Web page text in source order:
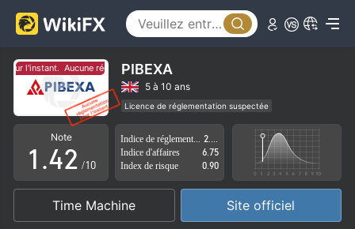
l'instant. Aucune réglementation pour l'instant.
PIBEXA
5 à 10 ans
Licence de réglementation suspectée
Région d'affaires suspectée
Risque élevé potentiel
Note
0
1
2
.
0
1
2
3
4
5
0
1
2
3
/10
Indice d'affaires
6.75
Index de risque
0.90
Time Machine Site officiel